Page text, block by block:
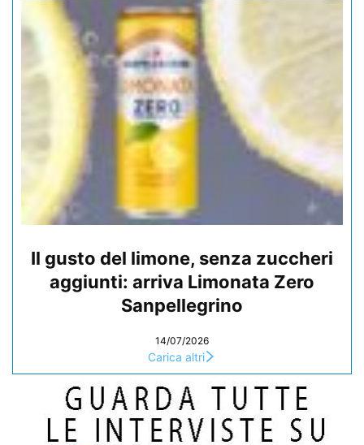
Il gusto del limone, senza zuccheri
aggiunti: arriva Limonata Zero
Sanpellegrino
14/07/2026
Carica altri